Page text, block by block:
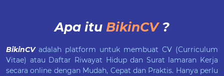
Apa itu BikinCV?
BikinCVadalah platform untuk membuat CV (Curriculum
Vitae) atau Daftar Riwayat Hidup dan Surat lamaran Kerja
secara online dengan Mudah, Cepat dan Praktis. Hanya perlu